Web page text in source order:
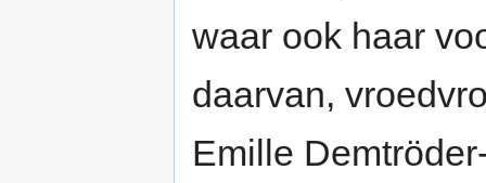
waar ook haar
daarvan,
Emille